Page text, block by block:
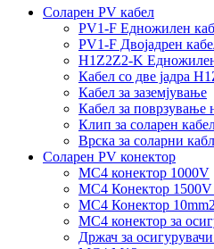
Соларен PV кабел
PV1-F Едножилен
PV1-F Двојадрен
H1Z2Z2-K
Кабел со две јадра
Кабел за заземјување
Кабел за поврзување
Клип за соларен
Врска за соларни
Соларен PV конектор
MC4 конектор 1000V
MC4 Конектор
MC4 Конектор 10mm2
MC4 конектор за
Држач за